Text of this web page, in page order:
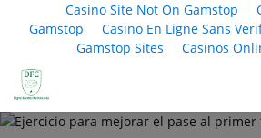
Casino Site Not On Gamstop
Gamstop
Casino En Ligne Sans
Gamstop Sites
Casinos